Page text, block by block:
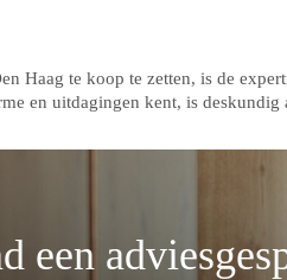
Haag te koop te zetten, is de
en uitdagingen kent, is
een